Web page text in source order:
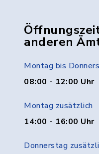
anderen
Montag bis
08:00 - 12:00 Uhr
Montag zusätzlich
14:00 - 16:00 Uhr
Donnerstag